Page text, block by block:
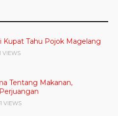
Kupat Tahu Pojok Magelang
VIEWS
Tentang Makanan,
VIEWS